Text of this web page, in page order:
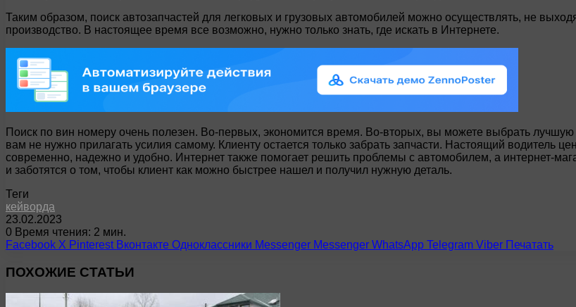
Таким образом, поиск автозапчастей для легковых и грузовых автомобилей можно осуществлять, не
производство. В настоящее время все возможно, нужно только знать, где искать в Интернете.
Поиск по вин номеру очень полезен. Во-первых, экономится время. Во-вторых, вы можете выбрать лучшую
вам не нужно прилагать усилия самому. Клиенту остается только забрать запчасти. Настоящий водитель
современно, надежно и удобно. Интернет также помогает решить проблемы с автомобилем, а интернет-
и заботятся о том, чтобы клиент как можно быстрее нашел и получил нужную деталь.
Теги
кейворда
23.02.2023
0 Время чтения: 2 мин.
Facebook X Pinterest Вконтакте Одноклассники Messenger Messenger WhatsApp Telegram Viber Печатать
ПОХОЖИЕ СТАТЬИ